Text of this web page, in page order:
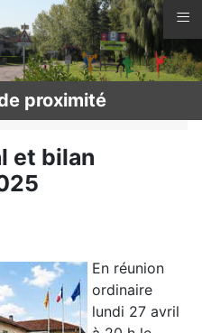
Vie municipale
Actualités
et bilan
En réunion
ordinaire
lundi 27 avril
proximité
≡